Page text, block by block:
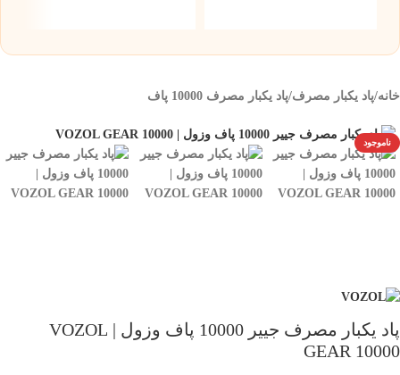
خانه/پاد یکبار مصرف/پاد یکبار مصرف 10000 پاف
ناموجود
پاد یکبار مصرف جییر 10000 پاف وزول | VOZOL
GEAR 10000